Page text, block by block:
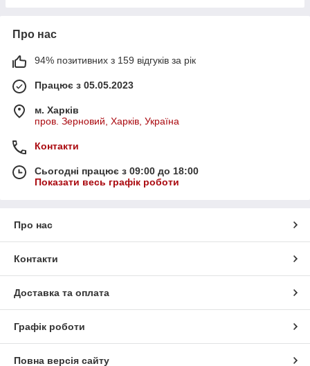
Про нас
94% позитивних з 159 відгуків за рік
Працює з 05.05.2023
м. Харків
пров. Зерновий, Харків, Україна
Контакти
Сьогодні працює з 09:00 до 18:00
Показати весь графік роботи
Про нас
Контакти
Доставка та оплата
Графік роботи
Повна версія сайту